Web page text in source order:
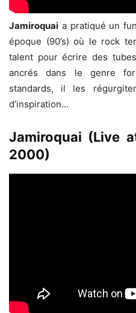
Jamiroquai a pratiqué un
époque (90’s) où le rock
talent pour écrire des
ancrés dans le genre
standards, il les
d’inspiration…
Jamiroquai (Live
2000)